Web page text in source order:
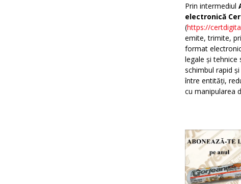
Prin intermediul
electronică
(https://
emite, trimite,
format
legale și tehnice
schimbul rapid
între entități,
cu manipularea